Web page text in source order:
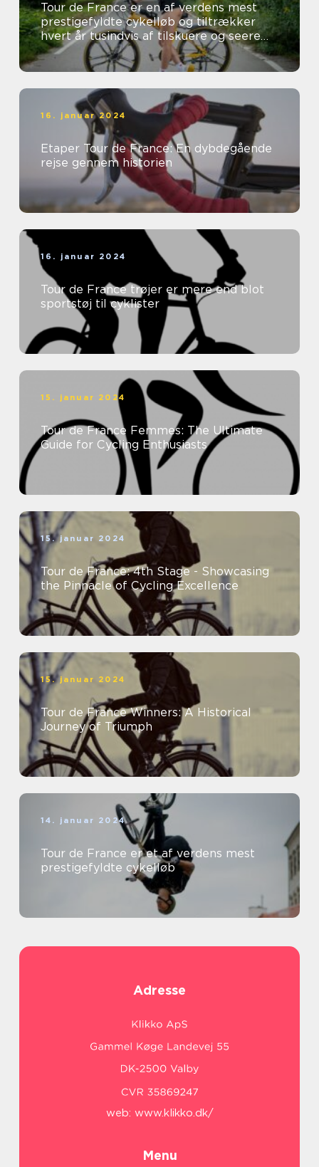
Tour de France er en af verdens mest
prestigefyldte cykelløb og tiltrækker
hvert år tusindvis af tilskuere og seere
fra hele verden
16. januar 2024
Etaper Tour de France: En dybdegående
rejse gennem historien
16. januar 2024
Tour de France trøjer er mere end blot
sportstøj til cyklister
15. januar 2024
Tour de France Femmes: The Ultimate
Guide for Cycling Enthusiasts
15. januar 2024
Tour de France: 4th Stage - Showcasing
the Pinnacle of Cycling Excellence
15. januar 2024
Tour de France Winners: A Historical
Journey of Triumph
14. januar 2024
Tour de France er et af verdens mest
prestigefyldte cykelløb
Adresse
web: www.klikko.dk/
Menu